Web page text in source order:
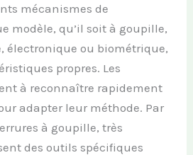
mécanismes de
modèle, qu’il soit à goupille,
électronique ou biométrique,
propres. Les
à reconnaître rapidement
adapter leur méthode. Par
à goupille, très
des outils spécifiques